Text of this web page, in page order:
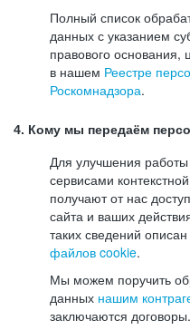
Полный список
данных с указанием
правового основания,
в нашем Реестре
Роскомнадзора.
4. Кому мы передаём
Для улучшения
сервисами
получают от нас
сайта и ваших
таких сведений описан
файлов cookie.
Мы можем поручить
данных нашим
заключаются